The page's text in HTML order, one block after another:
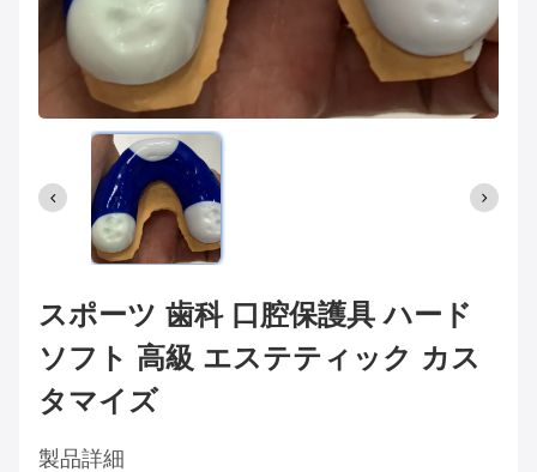
スポーツ 歯科 口腔保護具 ハード
ソフト 高級 エステティック カス
タマイズ
製品詳細